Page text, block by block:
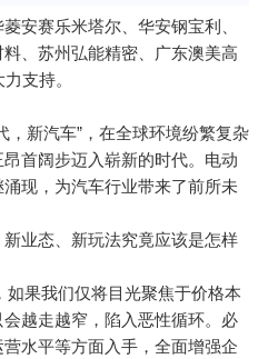
安赛乐米塔尔、华安钢宝利、
、苏州弘能精密、广东澳美高
支持。
，新汽车”，在全球环境纷繁复杂
首阔步迈入崭新的时代。电动
现，为汽车行业带来了前所未
业态、新玩法究竟应该是怎样
果我们仅将目光聚焦于价格本
越走越窄，陷入恶性循环。必
水平等方面入手，全面增强企